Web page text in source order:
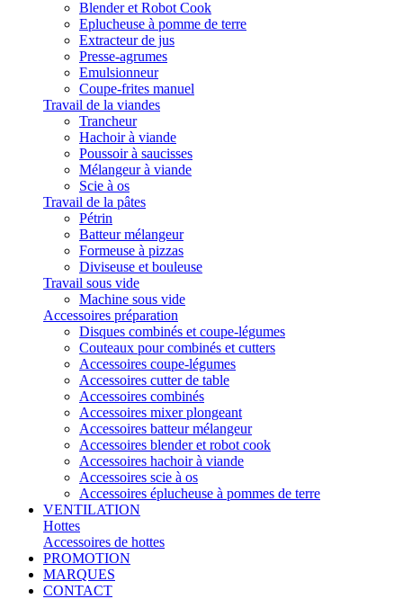
Blender et Robot Cook
Eplucheuse à pomme de terre
Extracteur de jus
Presse-agrumes
Emulsionneur
Coupe-frites manuel
Travail de la viandes
Trancheur
Hachoir à viande
Poussoir à saucisses
Mélangeur à viande
Scie à os
Travail de la pâtes
Pétrin
Batteur mélangeur
Formeuse à pizzas
Diviseuse et bouleuse
Travail sous vide
Machine sous vide
Accessoires préparation
Disques combinés et coupe-légumes
Couteaux pour combinés et cutters
Accessoires coupe-légumes
Accessoires cutter de table
Accessoires combinés
Accessoires mixer plongeant
Accessoires batteur mélangeur
Accessoires blender et robot cook
Accessoires hachoir à viande
Accessoires scie à os
Accessoires éplucheuse à pommes de terre
VENTILATION
Hottes
Accessoires de hottes
PROMOTION
MARQUES
CONTACT